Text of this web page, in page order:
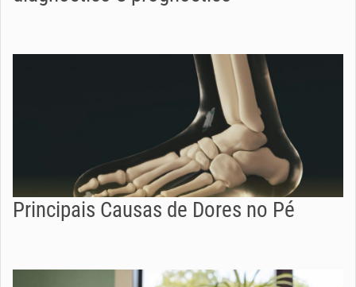
Principais Causas de Dores no Pé